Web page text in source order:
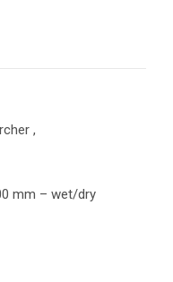
,
mm – wet/dry